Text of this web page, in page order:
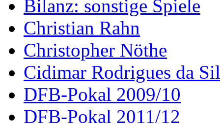
Bilanz: sonstige Spiele
Christian Rahn
Christopher Nöthe
Cidimar Rodrigues da
DFB-Pokal 2009/10
DFB-Pokal 2011/12